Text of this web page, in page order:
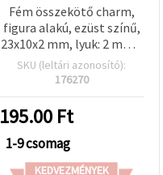
Fém összekötő charm,
figura alakú, ezüst színű,
23x10x2 mm, lyuk: 2 mm –
2 db, hobbi
ékszerkészítéshez
SKU (leltári azonosító):
176270
195.00 Ft
1-9 csomag
KEDVEZMÉNYEK